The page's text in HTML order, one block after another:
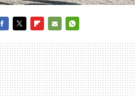
MAIL